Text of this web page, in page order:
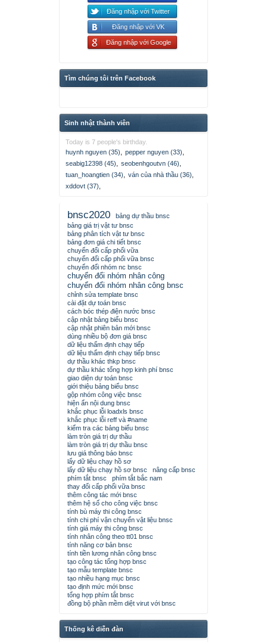
Đăng nhập với Twitter
Đăng nhập với VK
Đăng nhập với Google
Tìm chúng tôi trên Facebook
Sinh nhật thành viên
Today is 7 people's birthday.
huynh nguyen (35)
pepper nguyen (33)
seabig12398 (45)
seobenhgoutvn (46)
tuan_hoangtien (34)
ván của nhà thầu (36)
xddovt (37)
bnsc2020
bảng dự thầu bnsc
bảng giá trị vật tư bnsc
bảng phân tích vật tư bnsc
bảng đơn giá chi tiết bnsc
chuyển đổi cấp phối vữa
chuyển đổi cấp phối vữa bnsc
chuyển đổi nhóm nc bnsc
chuyển đổi nhóm nhân công
chuyển đổi nhóm nhân công bnsc
chỉnh sửa template bnsc
cài đặt dự toán bnsc
cách bóc thép điện nước bnsc
cập nhật bảng biểu bnsc
cập nhật phiên bản mới bnsc
dùng nhiều bộ đơn giá bnsc
dữ liệu thẩm định chạy tiếp
dữ liệu thẩm định chạy tiếp bnsc
dự thầu khác thkp bnsc
dự thầu khác tổng hợp kinh phí bnsc
giao diện dự toán bnsc
giới thiệu bảng biểu bnsc
gộp nhóm công việc bnsc
hiện ẩn nội dung bnsc
khắc phục lỗi loadxls bnsc
khắc phục lỗi reff và #name
kiểm tra các bảng biểu bnsc
làm tròn giá trị dự thầu
làm tròn giá trị dự thầu bnsc
lưu giá thông báo bnsc
lấy dữ liệu chạy hồ sơ
lấy dữ liệu chạy hồ sơ bnsc
nâng cấp bnsc
phím tắt bnsc
phím tắt bắc nam
thay đổi cấp phối vữa bnsc
thêm công tác mới bnsc
thêm hệ số cho công việc bnsc
tính bù máy thi công bnsc
tính chi phí vận chuyển vật liệu bnsc
tính giá máy thi công bnsc
tính nhân công theo tt01 bnsc
tính năng cơ bản bnsc
tính tiền lương nhân công bnsc
tạo công tác tổng hợp bnsc
tạo mẫu template bnsc
tạo nhiều hạng mục bnsc
tạo định mức mới bnsc
tổng hợp phím tắt bnsc
đồng bộ phần mềm diệt virut với bnsc
Thống kê diễn đàn